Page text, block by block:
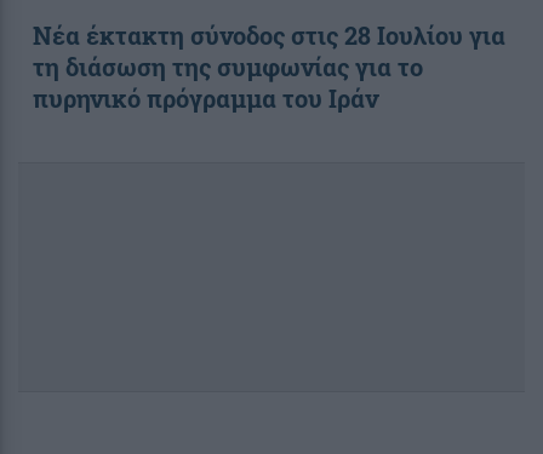
Νέα έκτακτη σύνοδος στις 28 Ιουλίου για
τη διάσωση της συμφωνίας για το
πυρηνικό πρόγραμμα του Ιράν